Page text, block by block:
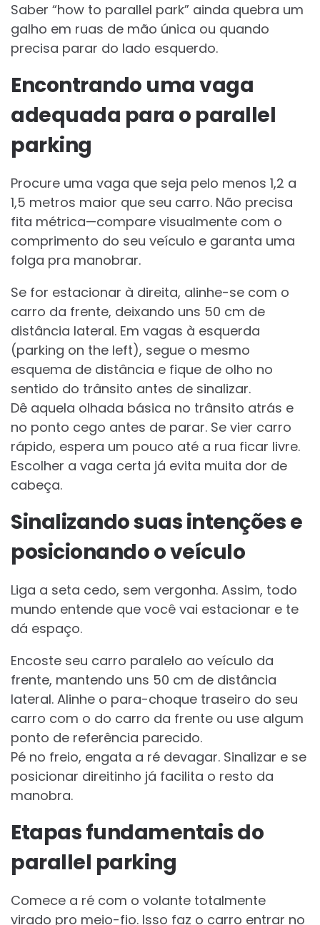
Saber “how to parallel park” ainda quebra um
galho em ruas de mão única ou quando
precisa parar do lado esquerdo.
Encontrando uma vaga
adequada para o parallel
parking
Procure uma vaga que seja pelo menos 1,2 a
1,5 metros maior que seu carro. Não precisa
fita métrica—compare visualmente com o
comprimento do seu veículo e garanta uma
folga pra manobrar.
Se for estacionar à direita, alinhe-se com o
carro da frente, deixando uns 50 cm de
distância lateral. Em vagas à esquerda
(parking on the left), segue o mesmo
esquema de distância e fique de olho no
sentido do trânsito antes de sinalizar.
Dê aquela olhada básica no trânsito atrás e
no ponto cego antes de parar. Se vier carro
rápido, espera um pouco até a rua ficar livre.
Escolher a vaga certa já evita muita dor de
cabeça.
Sinalizando suas intenções e
posicionando o veículo
Liga a seta cedo, sem vergonha. Assim, todo
mundo entende que você vai estacionar e te
dá espaço.
Encoste seu carro paralelo ao veículo da
frente, mantendo uns 50 cm de distância
lateral. Alinhe o para-choque traseiro do seu
carro com o do carro da frente ou use algum
ponto de referência parecido.
Pé no freio, engata a ré devagar. Sinalizar e se
posicionar direitinho já facilita o resto da
manobra.
Etapas fundamentais do
parallel parking
Comece a ré com o volante totalmente
virado pro meio-fio. Isso faz o carro entrar no